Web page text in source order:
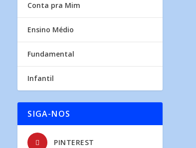
Conta pra Mim
Ensino Médio
Fundamental
Infantil
SIGA-NOS
PINTEREST